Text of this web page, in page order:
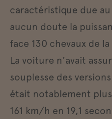
caractéristique due
aucun doute la
face 130 chevaux de
La voiture n’avait
souplesse des
était notablement
161 km/h en 19,1